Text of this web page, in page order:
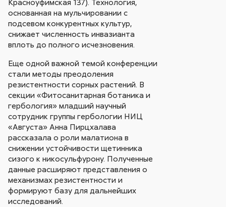
Красноуфимская 137). Технология,
основанная на мульчировании с
подсевом конкурентных культур,
снижает численность инвазианта
вплоть до полного исчезновения.
Еще одной важной темой конференции
стали методы преодоления
резистентности сорных растений. В
секции «Фитосанитарная ботаника и
гербология» младший научный
сотрудник группы гербологии НИЦ
«Августа» Анна Пирцхалава
рассказала о роли малатиона в
снижении устойчивости щетинника
сизого к никосульфурону. Полученные
данные расширяют представления о
механизмах резистентности и
формируют базу для дальнейших
исследований.